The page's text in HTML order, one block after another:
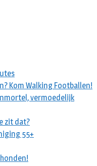
Kom Walking Footballen!
vermoedelijk
zit dat?
55+